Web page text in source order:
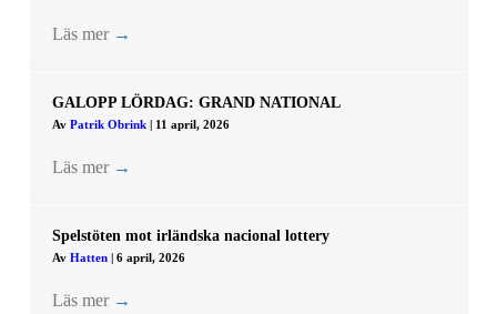
Läs mer →
GALOPP LÖRDAG: GRAND NATIONAL
Av Patrik Obrink 11 april, 2026
Läs mer →
Spelstöten mot irländska nacional lottery
Av Hatten 6 april, 2026
Läs mer →